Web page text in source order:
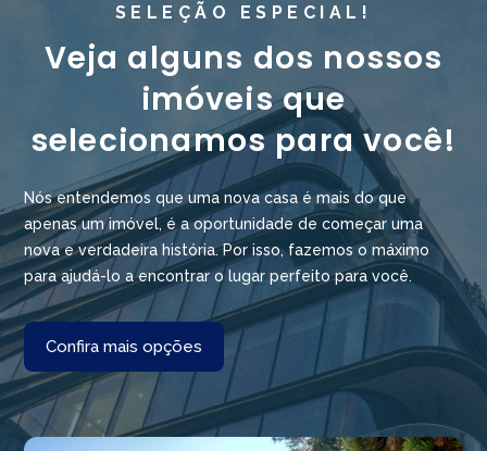
SELEÇÃO ESPECIAL!
Veja alguns dos nossos
imóveis que
selecionamos para você!
Nós entendemos que uma nova casa é mais do que
apenas um imóvel, é a oportunidade de começar uma
nova e verdadeira história. Por isso, fazemos o máximo
para ajudá-lo a encontrar o lugar perfeito para você.
Confira mais opções